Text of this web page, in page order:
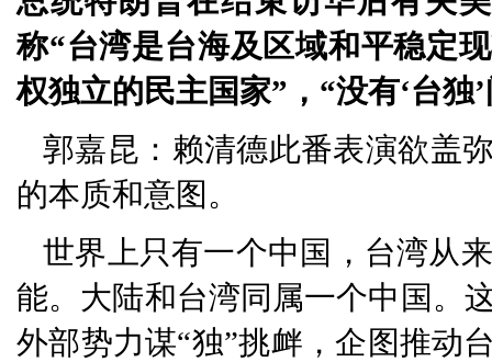
称“台湾是台海及区域和平稳定
权独立的民主国家”，“没有‘台独
郭嘉昆：赖清德此番表演欲盖
的本质和意图。
世界上只有一个中国，台湾从
能。大陆和台湾同属一个中国。
外部势力谋“独”挑衅，企图推动